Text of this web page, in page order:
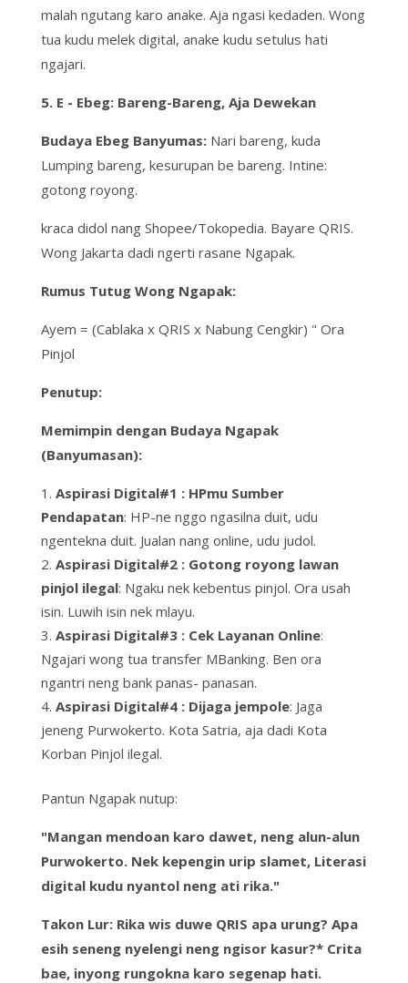
malah ngutang karo anake. Aja ngasi kedaden. Wong
tua kudu melek digital, anake kudu setulus hati
ngajari.
5. E - Ebeg: Bareng-Bareng, Aja Dewekan
Budaya Ebeg Banyumas: Nari bareng, kuda
Lumping bareng, kesurupan be bareng. Intine:
gotong royong.
kraca didol nang Shopee/Tokopedia. Bayare QRIS.
Wong Jakarta dadi ngerti rasane Ngapak.
Rumus Tutug Wong Ngapak:
Ayem = (Cablaka x QRIS x Nabung Cengkir) " Ora
Pinjol
Penutup:
Memimpin dengan Budaya Ngapak
(Banyumasan):
Aspirasi Digital#1 : HPmu Sumber
Pendapatan: HP-ne nggo ngasilna duit, udu
ngentekna duit. Jualan nang online, udu judol.
Aspirasi Digital#2 : Gotong royong lawan
pinjol ilegal: Ngaku nek kebentus pinjol. Ora usah
isin. Luwih isin nek mlayu.
Aspirasi Digital#3 : Cek Layanan Online:
Ngajari wong tua transfer MBanking. Ben ora
ngantri neng bank panas- panasan.
Aspirasi Digital#4 : Dijaga jempole: Jaga
jeneng Purwokerto. Kota Satria, aja dadi Kota
Korban Pinjol ilegal.
Pantun Ngapak nutup:
"Mangan mendoan karo dawet, neng alun-alun
Purwokerto. Nek kepengin urip slamet, Literasi
digital kudu nyantol neng ati rika."
Takon Lur: Rika wis duwe QRIS apa urung? Apa
esih seneng nyelengi neng ngisor kasur?* Crita
bae, inyong rungokna karo segenap hati.